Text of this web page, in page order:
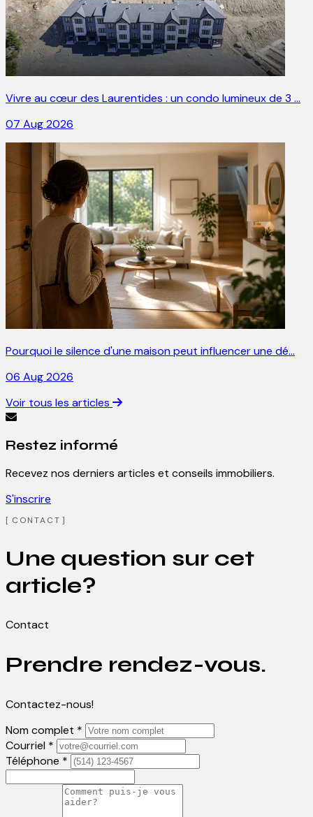
Vivre au cœur des Laurentides : un condo lumineux de 3 …
07 Aug 2026
Pourquoi le silence d'une maison peut influencer une dé…
06 Aug 2026
Voir tous les articles
Restez informé
Recevez nos derniers articles et conseils immobiliers.
S'inscrire
CONTACT
Une question sur cet
article?
Contact
Prendre rendez-vous.
Contactez-nous!
Nom complet *
Courriel *
Téléphone *